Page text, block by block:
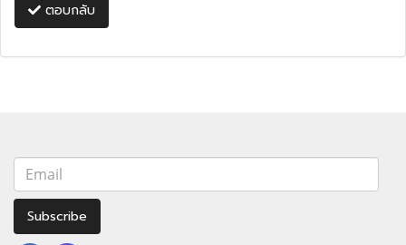
ตอบกลับ
Subscribe